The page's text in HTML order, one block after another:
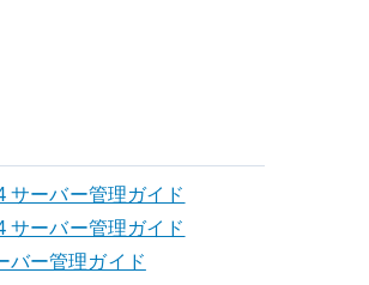
ーバー管理ガイド
ーバー管理ガイド
バー管理ガイド